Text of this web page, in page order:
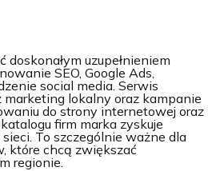
doskonałym uzupełnieniem
SEO, Google Ads,
social media. Serwis
lokalny oraz kampanie
do strony internetowej oraz
firm marka zyskuje
To szczególnie ważne dla
które chcą zwiększać
regionie.